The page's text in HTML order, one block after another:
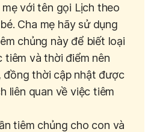
với tên gọi Lịch theo
Cha mẹ hãy sử dụng
chủng này để biết loại
tiêm và thời điểm nên
đồng thời cập nhật được
liên quan về việc tiêm
tiêm chủng cho con và